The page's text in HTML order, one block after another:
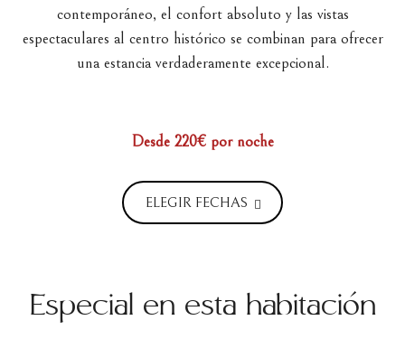
contemporáneo, el confort absoluto y las vistas
espectaculares al centro histórico se combinan para ofrecer
una estancia verdaderamente excepcional.
Desde 220€ por noche
ELEGIR FECHAS
Especial en esta habitación